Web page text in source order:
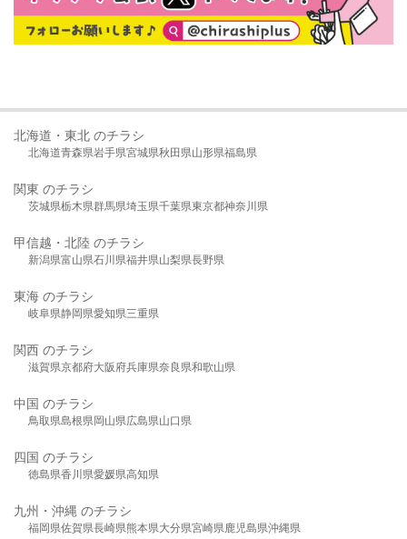
北海道・東北 のチラシ
北海道青森県岩手県宮城県秋田県山形県福島県
関東 のチラシ
茨城県栃木県群馬県埼玉県千葉県東京都神奈川県
甲信越・北陸 のチラシ
新潟県富山県石川県福井県山梨県長野県
東海 のチラシ
岐阜県静岡県愛知県三重県
関西 のチラシ
滋賀県京都府大阪府兵庫県奈良県和歌山県
中国 のチラシ
鳥取県島根県岡山県広島県山口県
四国 のチラシ
徳島県香川県愛媛県高知県
九州・沖縄 のチラシ
福岡県佐賀県長崎県熊本県大分県宮崎県鹿児島県沖縄県